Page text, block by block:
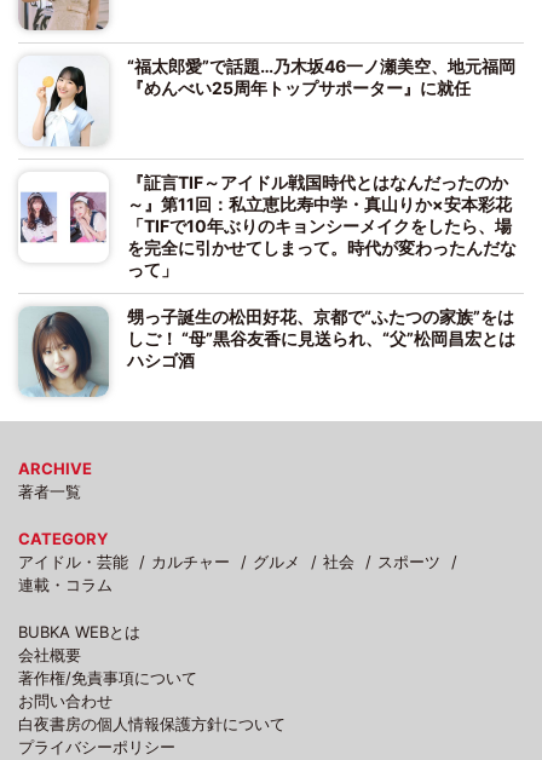
“福太郎愛”で話題…乃木坂46一ノ瀬美空、地元福岡
『めんべい25周年トップサポーター』に就任
『証言TIF～アイドル戦国時代とはなんだったのか
～』第11回：私立恵比寿中学・真山りか×安本彩花
「TIFで10年ぶりのキョンシーメイクをしたら、場
を完全に引かせてしまって。時代が変わったんだな
って」
甥っ子誕生の松田好花、京都で“ふたつの家族”をは
しご！ “母”黒谷友香に見送られ、“父”松岡昌宏とは
ハシゴ酒
ARCHIVE
著者一覧
CATEGORY
アイドル・芸能
カルチャー グルメ 社会
スポーツ
連載・コラム
BUBKA WEBとは
会社概要
著作権/免責事項について
お問い合わせ
白夜書房の個人情報保護方針について
プライバシーポリシー